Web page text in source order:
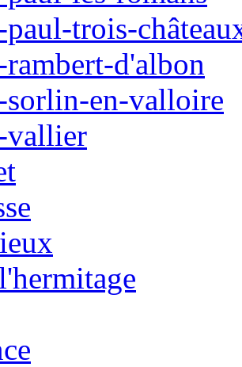
paul-trois-
rambert-d'albon
sorlin-en-valloire
vallier